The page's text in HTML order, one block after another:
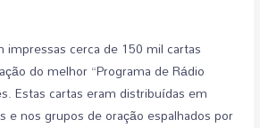
impressas cerca de 150 mil cartas
do melhor “Programa de Rádio
Estas cartas eram distribuídas em
e nos grupos de oração espalhados por